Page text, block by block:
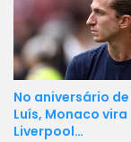
No aniversário
Luís, Monaco
Liverpool…